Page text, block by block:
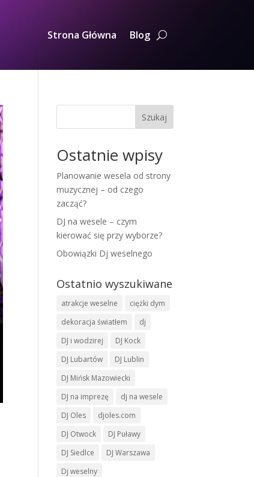
Strona Główna Blog
Szukaj
Ostatnie wpisy
Planowanie wesela od strony
muzycznej – od czego
zacząć?
DJ na wesele – czym
kierować się przy wyborze?
Obowiązki Dj weselnego
Ostatnio wyszukiwane
atrakcje weselne
ciężki dym
dekoracja światłem
dj
DJ i wodzirej
DJ Kock
DJ Lubartów
DJ Lublin
DJ Mińsk Mazowiecki
DJ na imprezę
dj na wesele
DJ Oles
djoles.com
DJ Otwock
DJ Puławy
DJ Siedlce
DJ Warszawa
Dj weselny